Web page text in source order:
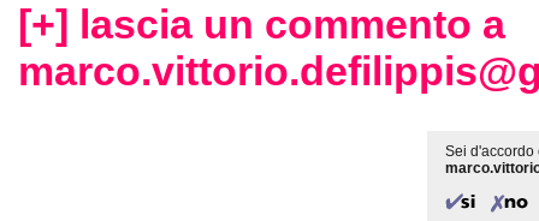
[+] lascia un commento a
Sei d'accordo